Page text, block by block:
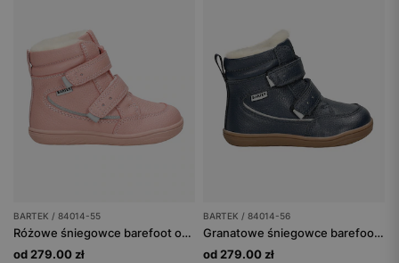
BARTEK / 84014-55
Różowe śniegowce barefoot ocieplane wełną BARTEK 84014-55
od 279.00 zł
BARTEK / 84014-56
Granatowe śniegowce barefoot ocieplane wełną BARTEK 84014-56
od 279.00 zł